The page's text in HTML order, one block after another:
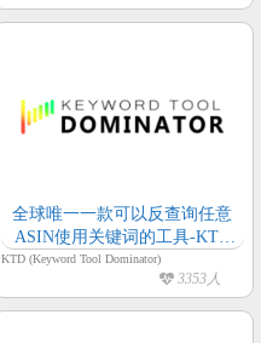
全球唯一一款可以反查询任意
ASIN使用关键词的工具-KTD
(Keyword Tool Dominator)
KTD (Keyword Tool Dominator)
3353人